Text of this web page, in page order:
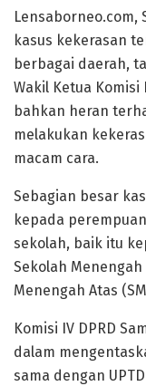
Lensaborneo.com,
kasus kekerasan
berbagai daerah,
Wakil Ketua Komisi
bahkan heran
melakukan
macam cara.
Sebagian besar
kepada
sekolah, baik itu
Sekolah
Menengah Atas
Komisi IV DPRD
dalam
sama dengan